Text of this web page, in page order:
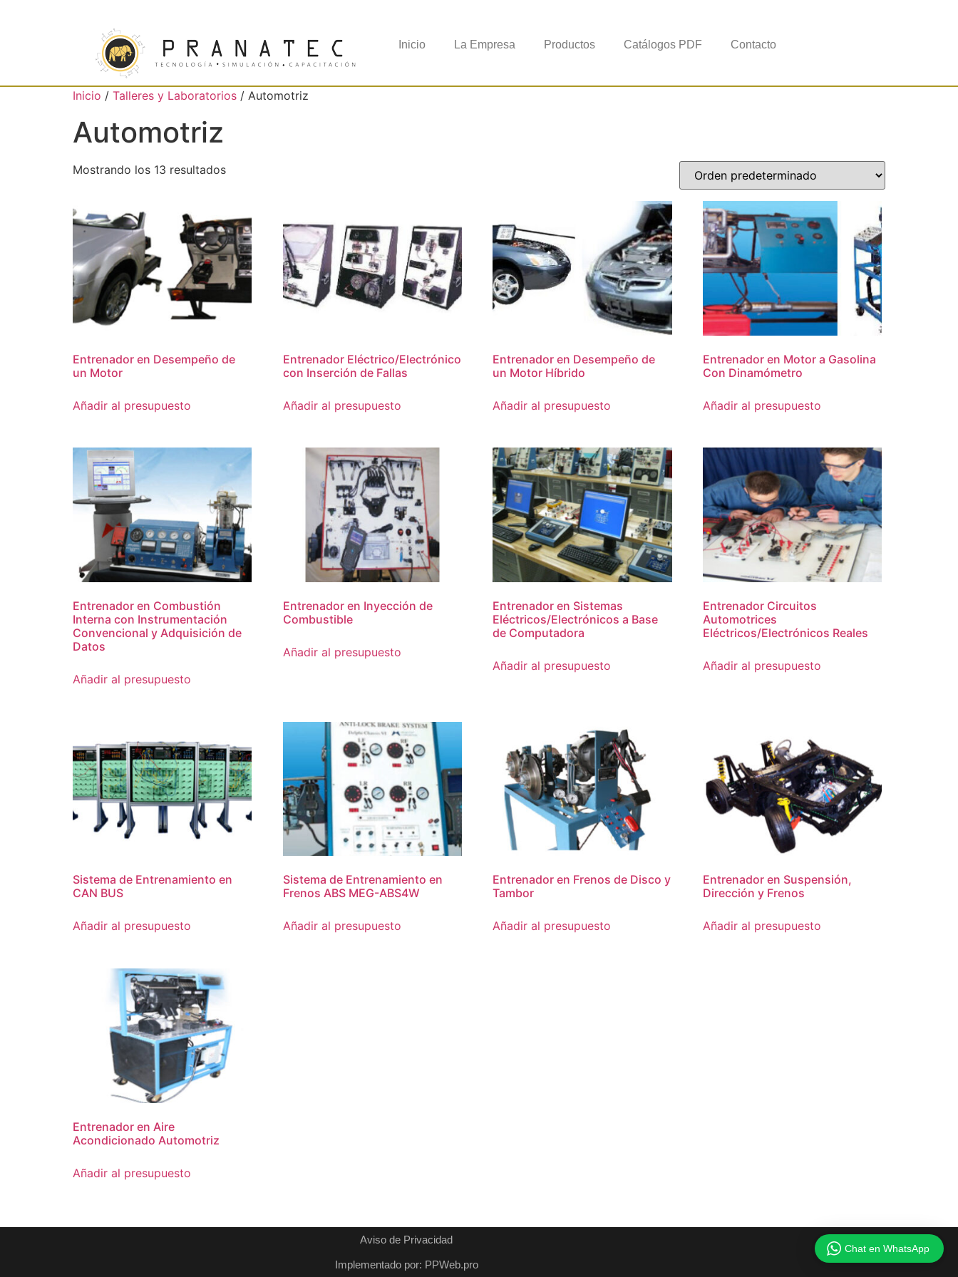
Inicio La Empresa Productos Catálogos PDF Contacto
Inicio / Talleres y Laboratorios / Automotriz
Automotriz
Mostrando los 13 resultados
Entrenador en Desempeño de
un Motor
Añadir al presupuesto
Entrenador Eléctrico/Electrónico
con Inserción de Fallas
Añadir al presupuesto
Entrenador en Desempeño de
un Motor Híbrido
Añadir al presupuesto
Entrenador en Motor a Gasolina
Con Dinamómetro
Añadir al presupuesto
Entrenador en Combustión
Interna con Instrumentación
Convencional y Adquisición de
Datos
Añadir al presupuesto
Entrenador en Inyección de
Combustible
Añadir al presupuesto
Entrenador en Sistemas
Eléctricos/Electrónicos a Base
de Computadora
Añadir al presupuesto
Entrenador Circuitos
Automotrices
Eléctricos/Electrónicos Reales
Añadir al presupuesto
Sistema de Entrenamiento en
CAN BUS
Añadir al presupuesto
Sistema de Entrenamiento en
Frenos ABS MEG-ABS4W
Añadir al presupuesto
Entrenador en Frenos de Disco y
Tambor
Añadir al presupuesto
Entrenador en Suspensión,
Dirección y Frenos
Añadir al presupuesto
Entrenador en Aire
Acondicionado Automotriz
Añadir al presupuesto
Aviso de Privacidad
Implementado por: PPWeb.pro
Chat en WhatsApp